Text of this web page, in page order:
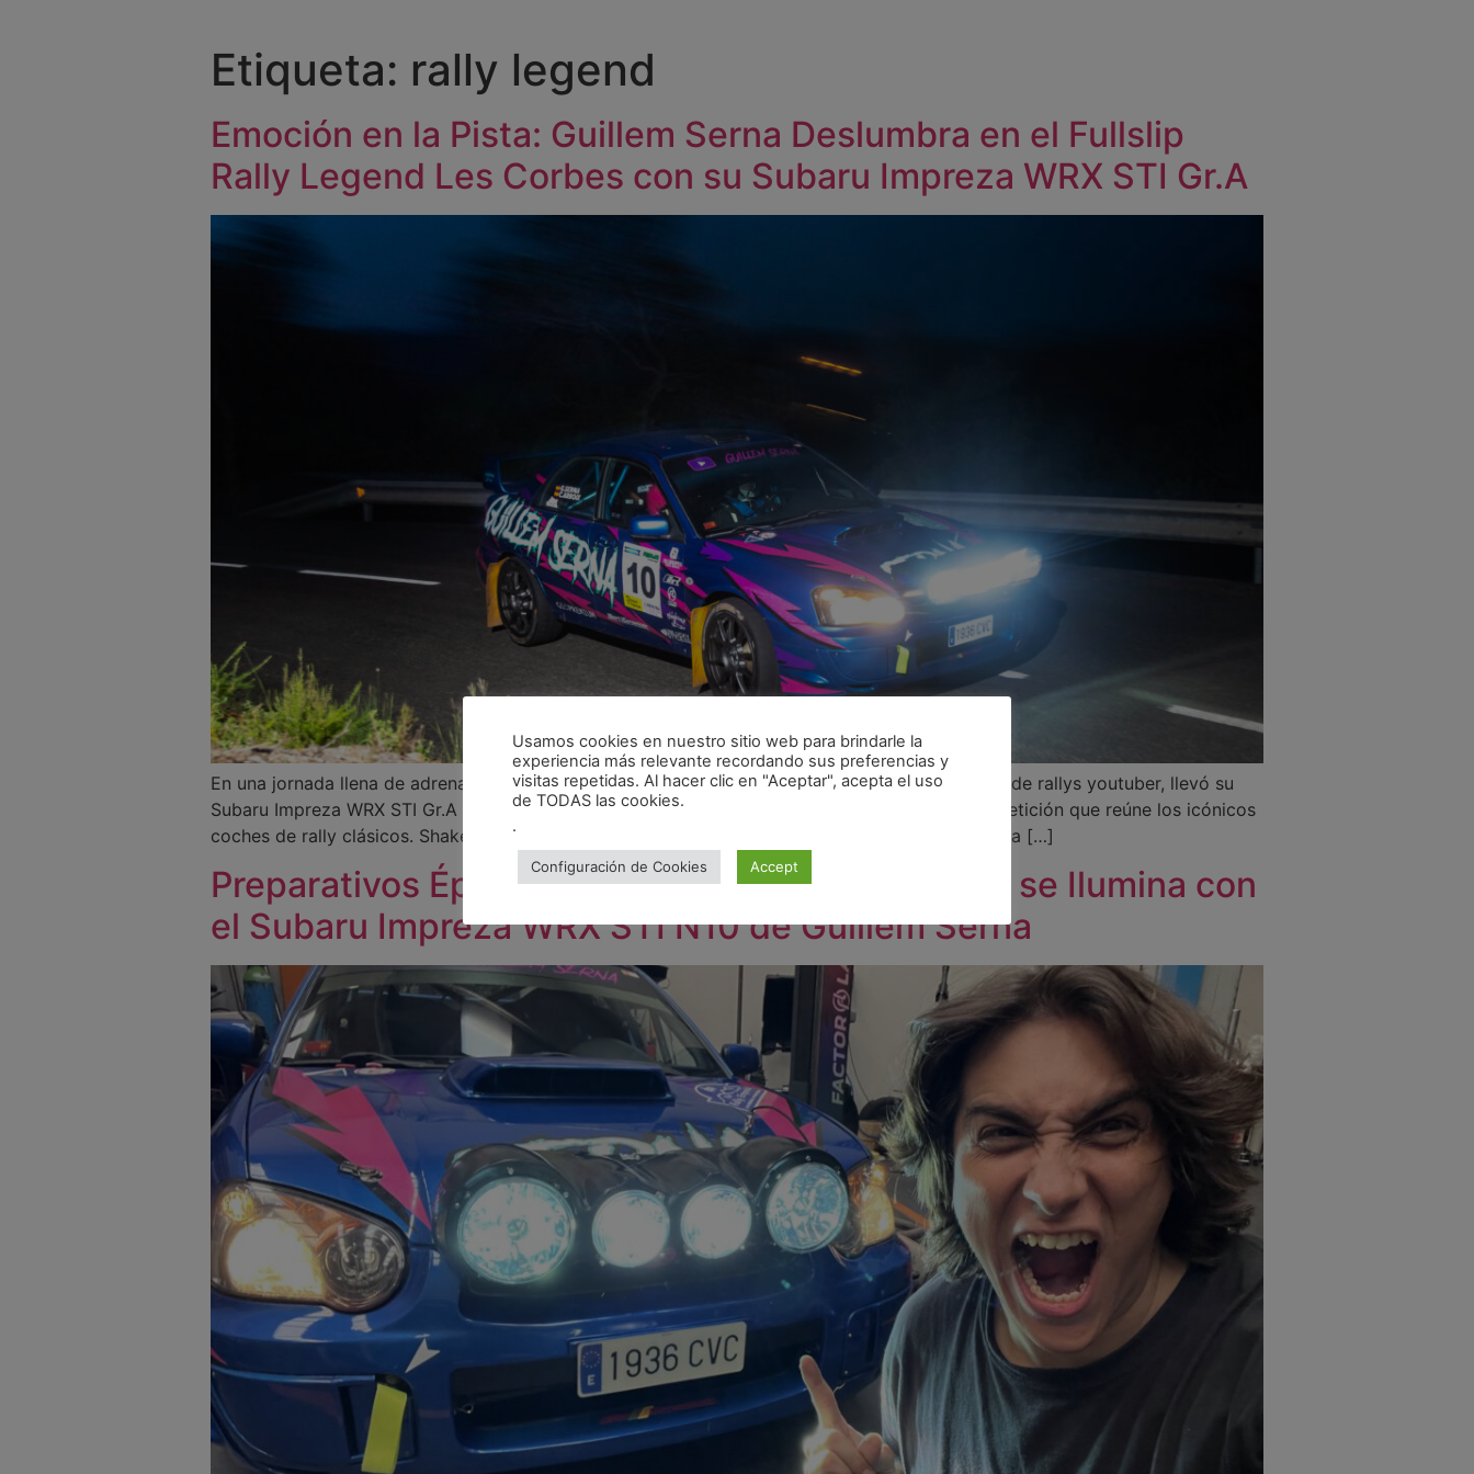
Etiqueta: rally legend
Emoción en la Pista: Guillem Serna Deslumbra en el Fullslip
Rally Legend Les Corbes con su Subaru Impreza WRX STI Gr.A
En una jornada llena de adrenalina y nostalgia automovilística, Guillem Serna, reconocido piloto de rallys youtuber, llevó su
Subaru Impreza WRX STI Gr.A a nuevas alturas en el Fullslip Rally Legend Les Corbes, una competición que reúne los icónicos
coches de rally clásicos. Shakedown en la Mítica Cantina: Todo comenzó con el shakedown en la […]
Preparativos Épicos: El Rally Legend Les Corbes se Ilumina con
el Subaru Impreza WRX STI N10 de Guillem Serna
Usamos cookies en nuestro sitio web para brindarle la
experiencia más relevante recordando sus preferencias y
visitas repetidas. Al hacer clic en "Aceptar", acepta el uso
de TODAS las cookies.
.
Configuración de Cookies Accept